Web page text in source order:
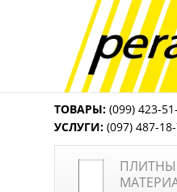
ТОВАРЫ: (099) 423-
УСЛУГИ: (097) 487-